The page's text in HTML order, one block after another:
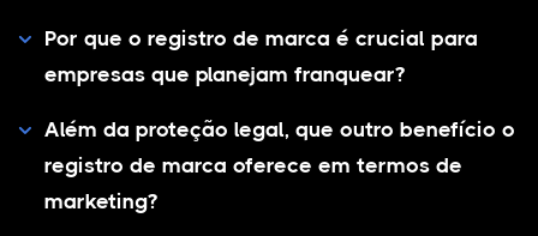
Por que o registro de marca é crucial para
empresas que planejam franquear?
Além da proteção legal, que outro benefício o
registro de marca oferece em termos de
marketing?